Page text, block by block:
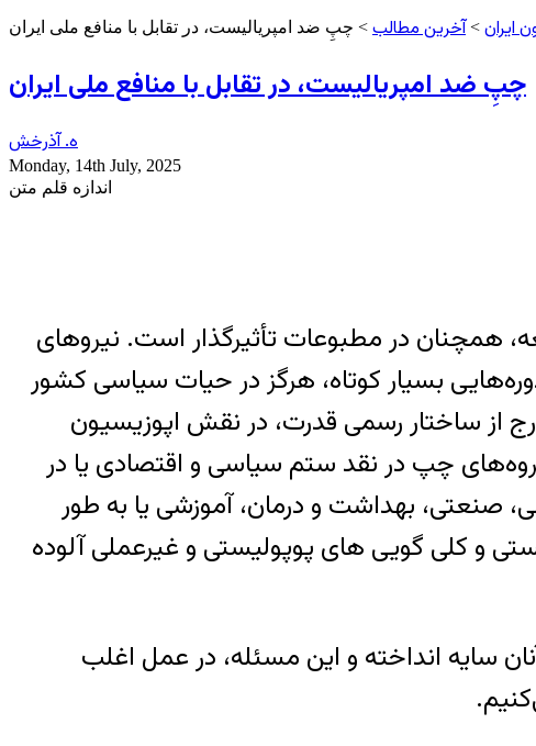
ایران >آخرین مطالب > چپِ ضد امپریالیست، در تقابل با منافع ملی ایران
چپِ ضد امپریالیست، در تقابل با منافع ملی ایران
ه. آذرخش
Monday, 14th July, 2025
اندازه قلم متن
همچنان در مطبوعات تأثیرگذار است. نیروهای
بسیار کوتاه، هرگز در حیات سیاسی کشور
از ساختار رسمی قدرت، در نقش اپوزیسیون
۲۸ مرداد ۱۳۳۲ تا امروز، نقش عمده‌ گروه‌های چپ در نقد ستم سیاسی و اقتصادی یا در
صنعتی، بهداشت و درمان، آموزشی یا به طور
و کلی گویی های پوپولیستی و غیرعملی آلوده
سایه انداخته و این مسئله، در عمل اغلب